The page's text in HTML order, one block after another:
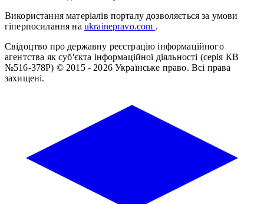
Використання матеріалів порталу дозволяється за умови
гіперпосилання на ukrainepravo.com .
Свідоцтво про державну реєстрацію інформаційного
агентства як суб'єкта інформаційної діяльності (серія КВ
№516-378Р) © 2015 - 2026 Українське право. Всі права
захищені.